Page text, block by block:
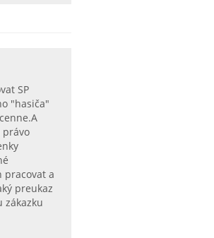
SP
"hasiča"
právo
pracovat a
preukaz
zákazku